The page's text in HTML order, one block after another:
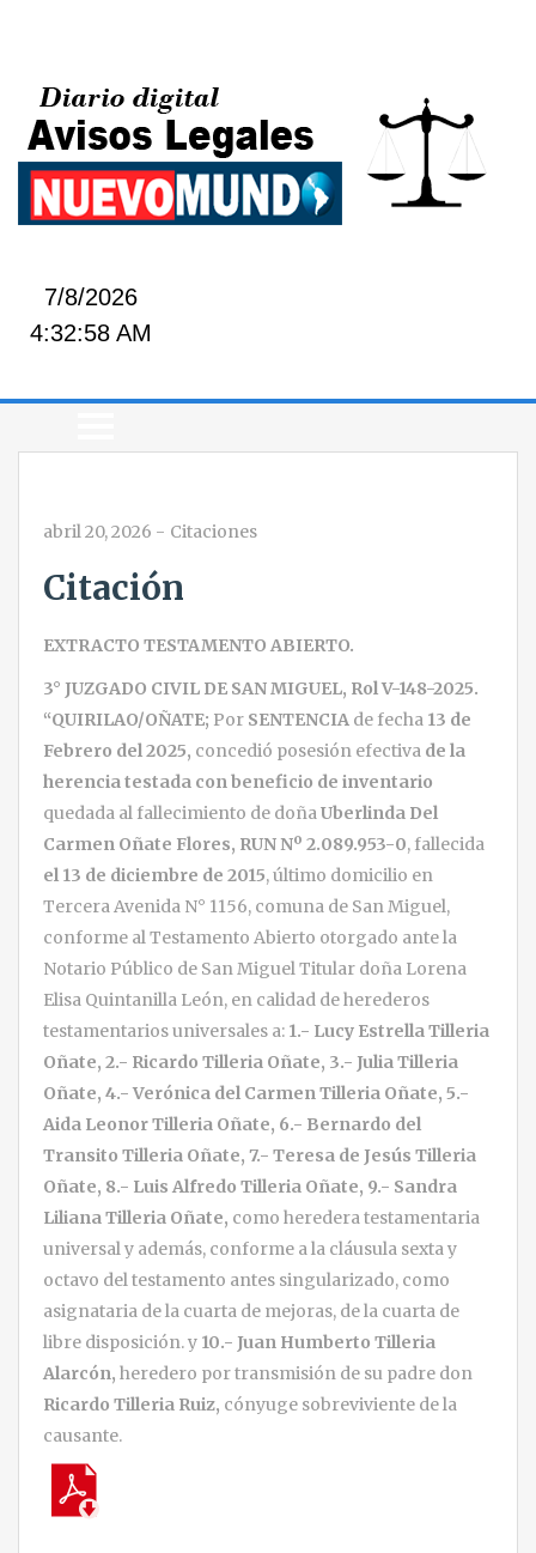
7/8/2026
4:32:59 AM
abril 20, 2026 - Citaciones
Citación
EXTRACTO TESTAMENTO ABIERTO.
3° JUZGADO CIVIL DE SAN MIGUEL, Rol V-148-2025.
“QUIRILAO/OÑATE; Por SENTENCIA de fecha 13 de
Febrero del 2025, concedió posesión efectiva de la
herencia testada con beneficio de inventario
quedada al fallecimiento de doñaUberlinda Del
Carmen Oñate Flores, RUN Nº 2.089.953-0, fallecida
el 13 de diciembre de 2015, último domicilio en
Tercera Avenida N° 1156, comuna de San Miguel,
conforme al Testamento Abierto otorgado ante la
Notario Público de San Miguel Titular doña Lorena
Elisa Quintanilla León, en calidad de herederos
testamentarios universales a: 1.- Lucy Estrella Tilleria
Oñate, 2.- Ricardo Tilleria Oñate, 3.- Julia Tilleria
Oñate, 4.- Verónica del Carmen Tilleria Oñate, 5.-
Aida Leonor Tilleria Oñate, 6.- Bernardo del
Transito Tilleria Oñate, 7.- Teresa de Jesús Tilleria
Oñate, 8.- Luis Alfredo Tilleria Oñate, 9.- Sandra
Liliana Tilleria Oñate, como heredera testamentaria
universal y además, conforme a la cláusula sexta y
octavo del testamento antes singularizado, como
asignataria de la cuarta de mejoras, de la cuarta de
libre disposición. y 10.- Juan Humberto Tilleria
Alarcón, heredero por transmisión de su padre don
Ricardo Tilleria Ruiz, cónyuge sobreviviente de la
causante.